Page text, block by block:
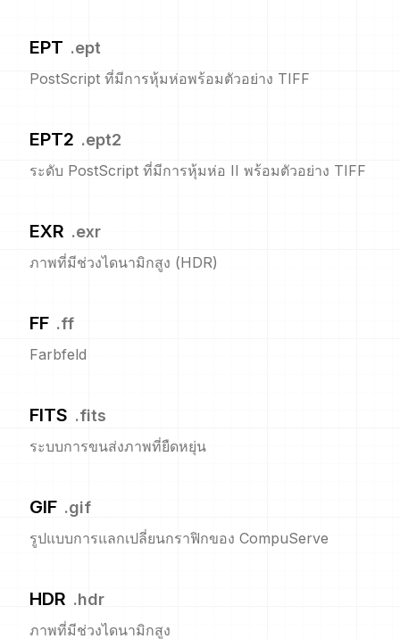
EPT .ept
PostScript ที่มีการหุ้มห่อพร้อมตัวอย่าง TIFF
EPT2 .ept2
ระดับ PostScript ที่มีการหุ้มห่อ II พร้อมตัวอย่าง TIFF
EXR .exr
ภาพที่มีช่วงไดนามิกสูง (HDR)
FF .ff
Farbfeld
FITS .fits
ระบบการขนส่งภาพที่ยืดหยุ่น
GIF .gif
รูปแบบการแลกเปลี่ยนกราฟิกของ CompuServe
HDR .hdr
ภาพที่มีช่วงไดนามิกสูง